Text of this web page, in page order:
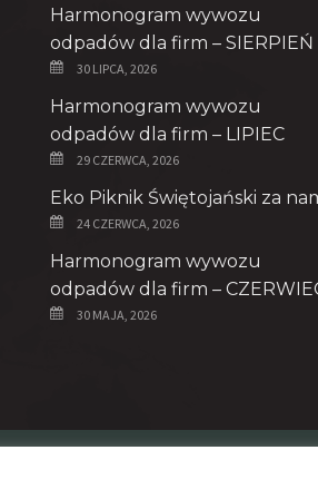
Harmonogram wywozu
odpadów dla firm – SIERPIEŃ
30 LIPCA, 2026
Harmonogram wywozu
odpadów dla firm – LIPIEC
29 CZERWCA, 2026
Eko Piknik Świętojański za
24 CZERWCA, 2026
Harmonogram wywozu
odpadów dla firm –
30 MAJA, 2026
Polityka